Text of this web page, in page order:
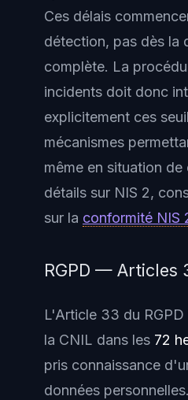
Ces délais
détection, pas dès la
complète. La
incidents doit donc
explicitement ces
mécanismes
même en situation
détails sur NIS 2,
sur la conformité NIS
RGPD — Articles
L'Article 33 du
la CNIL dans les 72
pris connaissance
données